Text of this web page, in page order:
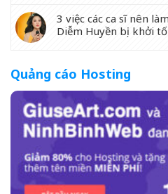
3 việc các ca sĩ nên
Diễm Huyền bị khởi tố
Quảng cáo Hosting